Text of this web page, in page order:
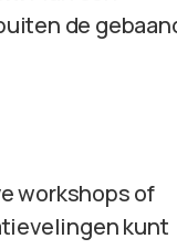
de
workshops of
kunt